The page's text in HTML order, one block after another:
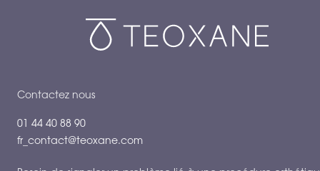
Contactez nous
01 44 40 88 90
fr_contact@teoxane.com